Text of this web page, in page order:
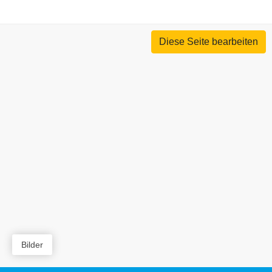
Diese Seite bearbeiten
Bilder